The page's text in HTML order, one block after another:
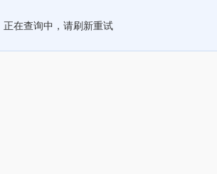
正在查询中，请刷新重试